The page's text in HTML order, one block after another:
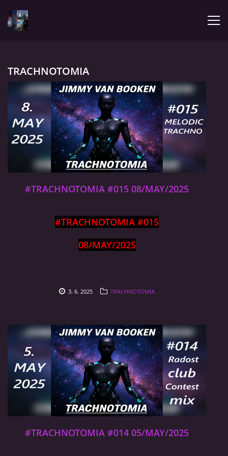
LATEST
BIOGRAPHY
MY MUSIC
TRACHNOTOMIA
CONFRONTATION WITH JIMMY
Jimmy van Booken a.k.a Shogo
jimmyvanbooken@gmail.com
TRACHNOTOMIA
#TRACHNOTOMIA #015 08/MAY/2025
#TRACHNOTOMIA #015
08/MAY/2025
3. 6. 2025 TRACHNOTOMIA
#TRACHNOTOMIA #014 05/MAY/2025